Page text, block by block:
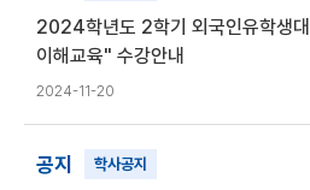
2024학년도 2학기 외국인유학생
이해교육" 수강안내
2024-11-20
공지 학사공지